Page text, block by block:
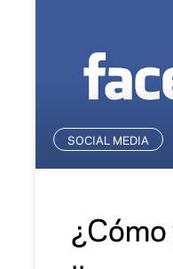
SOCIAL MEDIA